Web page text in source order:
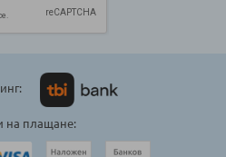
на плащане: